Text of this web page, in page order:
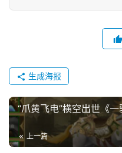
0
日
游
茶
生成海报
“爪黄飞电”横空出世《
上一篇